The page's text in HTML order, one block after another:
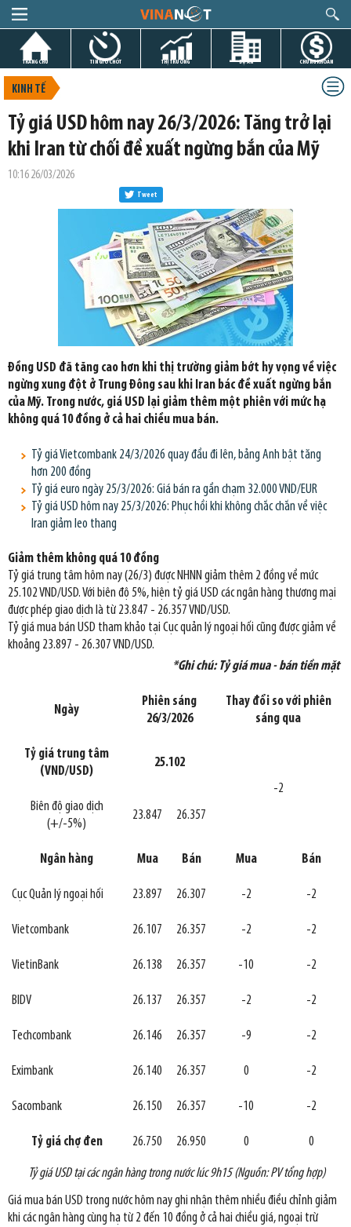
TRANG CHỦ TIN GIỜ CHÓT THỊ TRƯỜNG DỰ ÁN CHỨNG KHOÁN
KINH TẾ
Tỷ giá USD hôm nay 26/3/2026: Tăng trở lại
khi Iran từ chối đề xuất ngừng bắn của Mỹ
10:16 26/03/2026
Tweet
Đồng USD đã tăng cao hơn khi thị trường giảm bớt hy vọng về việc
ngừng xung đột ở Trung Đông sau khi Iran bác đề xuất ngừng bắn
của Mỹ. Trong nước, giá USD lại giảm thêm một phiên với mức hạ
không quá 10 đồng ở cả hai chiều mua bán.
Tỷ giá Vietcombank 24/3/2026 quay đầu đi lên, bảng Anh bật tăng
hơn 200 đồng
Tỷ giá euro ngày 25/3/2026: Giá bán ra gần chạm 32.000 VND/EUR
Tỷ giá USD hôm nay 25/3/2026: Phục hồi khi không chắc chắn về việc
Iran giảm leo thang
Giảm thêm không quá 10 đồng
Tỷ giá trung tâm hôm nay (26/3) được NHNN giảm thêm 2 đồng về mức
25.102 VND/USD. Với biên độ 5%, hiện tỷ giá USD các ngân hàng thương mại
được phép giao dịch là từ 23.847 - 26.357 VND/USD.
Tỷ giá mua bán USD tham khảo tại Cục quản lý ngoại hối cũng được giảm về
khoảng 23.897 - 26.307 VND/USD.
*Ghi chú: Tỷ giá mua - bán tiền mặt
Ngày
Phiên sáng
26/3/2026
Thay đổi so với phiên
sáng qua
Tỷ giá trung tâm
(VND/USD)
25.102
-2
Biên độ giao dịch
(+/-5%)
23.847 26.357
Ngân hàng Mua Bán Mua Bán
Cục Quản lý ngoại hối 23.897 26.307 -2 -2
Vietcombank 26.107 26.357 -2 -2
VietinBank 26.138 26.357 -10 -2
BIDV 26.137 26.357 -2 -2
Techcombank 26.146 26.357 -9 -2
Eximbank 26.140 26.357 0 -2
Sacombank 26.150 26.357 -10 -2
Tỷ giá chợ đen 26.750 26.950 0 0
Tỷ giá USD tại các ngân hàng trong nước lúc 9h15 (Nguồn: PV tổng hợp)
Giá mua bán USD trong nước hôm nay ghi nhận thêm nhiều điều chỉnh giảm
khi các ngân hàng cùng hạ từ 2 đến 10 đồng ở cả hai chiều giá, ngoại trừ